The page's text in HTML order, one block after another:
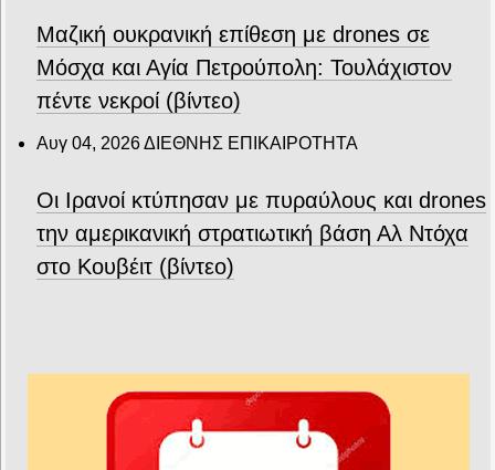
Μαζική ουκρανική επίθεση με drones σε
Μόσχα και Αγία Πετρούπολη: Τουλάχιστον
πέντε νεκροί (βίντεο)
Αυγ 04, 2026ΔΙΕΘΝΗΣ ΕΠΙΚΑΙΡΟΤΗΤΑ
Οι Ιρανοί κτύπησαν με πυραύλους και drones
την αμερικανική στρατιωτική βάση Αλ Ντόχα
στο Κουβέιτ (βίντεο)